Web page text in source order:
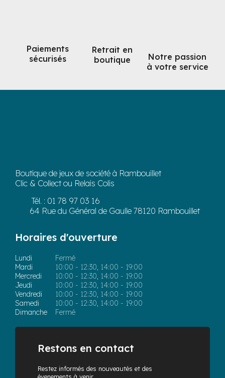
Paiements
sécurisés
Retrait en
boutique
Notre passion
à votre service
Boutique de jeux de société à Rambouillet
Clic & Collect ou Relais Colis
Tél. : 01 78 97 03 16
64 Rue du Général de Gaulle 78120 Rambouillet
Horaires d'ouverture
Lundi
Fermé
Mardi
10:00 - 12:30, 14:00 - 19:00
Mercredi
10:00 - 12:30, 14:00 - 19:00
Jeudi
10:00 - 12:30, 14:00 - 19:00
Vendredi
10:00 - 12:30, 14:00 - 19:00
Samedi
10:00 - 12:30, 14:00 - 19:00
Dimanche
Fermé
Restons en contact
Restez informés des nouveautés et des